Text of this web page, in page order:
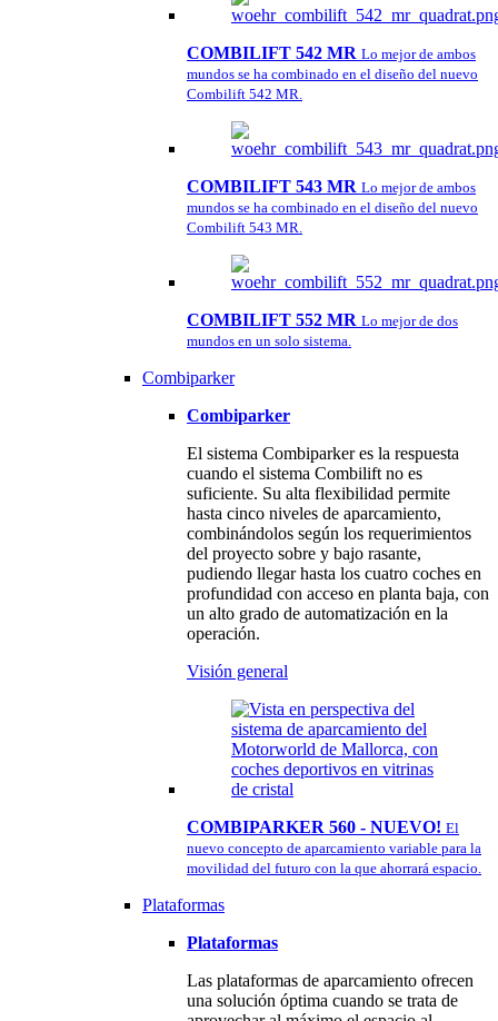
COMBILIFT 542 MR Lo mejor de ambos
mundos se ha combinado en el diseño del nuevo
Combilift 542 MR.
COMBILIFT 543 MR Lo mejor de ambos
mundos se ha combinado en el diseño del nuevo
Combilift 543 MR.
COMBILIFT 552 MR Lo mejor de dos
mundos en un solo sistema.
Combiparker
Combiparker
El sistema Combiparker es la respuesta
cuando el sistema Combilift no es
suficiente. Su alta flexibilidad permite
hasta cinco niveles de aparcamiento,
combinándolos según los requerimientos
del proyecto sobre y bajo rasante,
pudiendo llegar hasta los cuatro coches en
profundidad con acceso en planta baja, con
un alto grado de automatización en la
operación.
Visión general
COMBIPARKER 560 - NUEVO! El
nuevo concepto de aparcamiento variable para la
movilidad del futuro con la que ahorrará espacio.
Plataformas
Plataformas
Las plataformas de aparcamiento ofrecen
una solución óptima cuando se trata de